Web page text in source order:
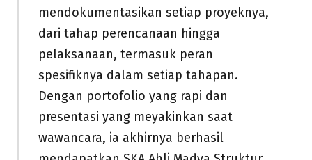
mendokumentasikan setiap proyeknya,
dari tahap perencanaan hingga
pelaksanaan, termasuk peran
spesifiknya dalam setiap tahapan.
Dengan portofolio yang rapi dan
presentasi yang meyakinkan saat
wawancara, ia akhirnya berhasil